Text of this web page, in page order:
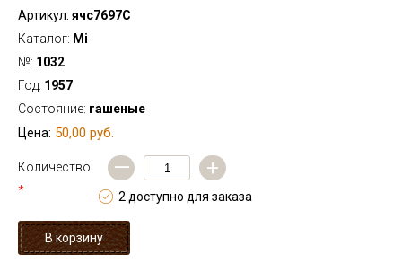
Артикул: ячс7697С
Каталог: Mi
№: 1032
Год: 1957
Состояние: гашеные
Цена: 50,00 руб.
Количество:
*
— +
2 доступно для заказа